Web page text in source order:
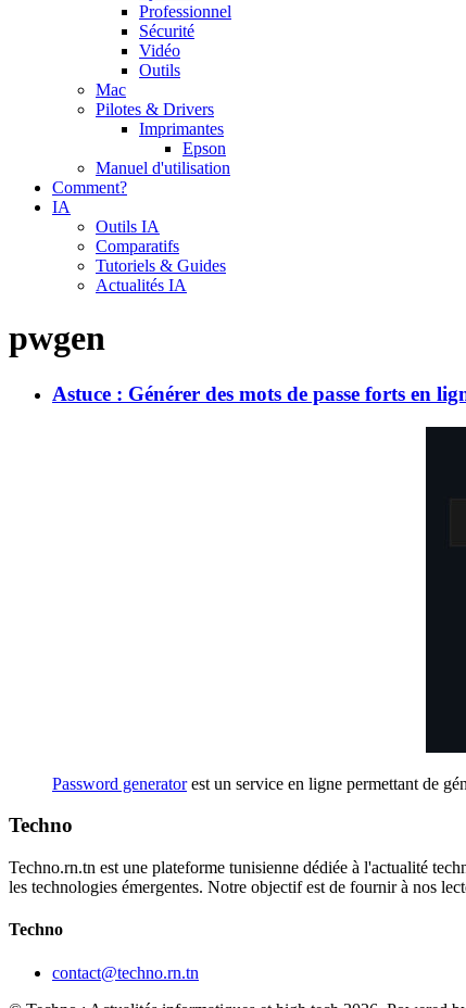
Professionnel
Sécurité
Vidéo
Outils
Mac
Pilotes & Drivers
Imprimantes
Epson
Manuel d'utilisation
Comment?
IA
Outils IA
Comparatifs
Tutoriels & Guides
Actualités IA
pwgen
Astuce : Générer des mots de passe forts en
Password generatorest un service en ligne permettant de
Techno
Techno.rn.tn est une plateforme tunisienne dédiée à l'actualité
les technologies émergentes. Notre objectif est de fournir à nos
Techno
contact@techno.rn.tn